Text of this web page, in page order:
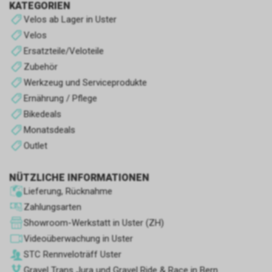
KATEGORIEN
Velos ab Lager in Uster
Velos
Ersatzteile/Veloteile
Zubehör
Werkzeug und Serviceprodukte
Ernährung / Pflege
Bikedeals
Monatsdeals
Outlet
NÜTZLICHE INFORMATIONEN
Lieferung, Rücknahme
Zahlungsarten
Showroom-Werkstatt in Uster (ZH)
Videoüberwachung in Uster
STC Rennve­loträff Uster
Surferlebnis zu verbessern und